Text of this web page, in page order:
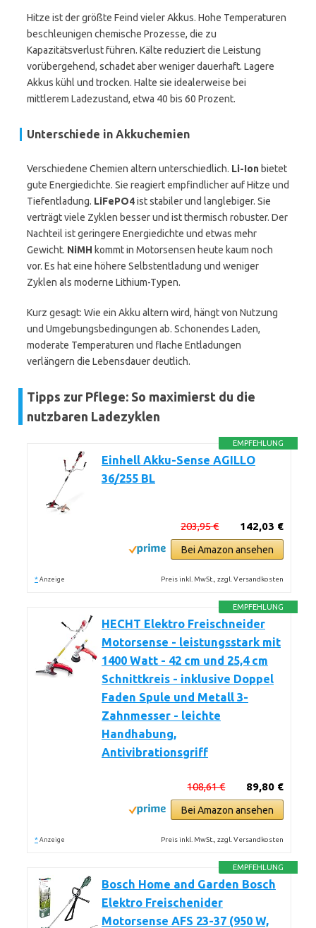
Hitze ist der größte Feind vieler Akkus. Hohe Temperaturen
beschleunigen chemische Prozesse, die zu
Kapazitätsverlust führen. Kälte reduziert die Leistung
vorübergehend, schadet aber weniger dauerhaft. Lagere
Akkus kühl und trocken. Halte sie idealerweise bei
mittlerem Ladezustand, etwa 40 bis 60 Prozent.
Unterschiede in Akkuchemien
Verschiedene Chemien altern unterschiedlich. Li-Ion bietet
gute Energiedichte. Sie reagiert empfindlicher auf Hitze und
Tiefentladung. LiFePO4ist stabiler und langlebiger. Sie
verträgt viele Zyklen besser und ist thermisch robuster. Der
Nachteil ist geringere Energiedichte und etwas mehr
Gewicht. NiMH kommt in Motorsensen heute kaum noch
vor. Es hat eine höhere Selbstentladung und weniger
Zyklen als moderne Lithium-Typen.
Kurz gesagt: Wie ein Akku altern wird, hängt von Nutzung
und Umgebungsbedingungen ab. Schonendes Laden,
moderate Temperaturen und flache Entladungen
verlängern die Lebensdauer deutlich.
Tipps zur Pflege: So maximierst du die
nutzbaren Ladezyklen
EMPFEHLUNG
Einhell Akku-Sense AGILLO
36/255 BL
142,03 €
203,95 €
Bei Amazon ansehen
* Anzeige Preis inkl. MwSt., zzgl. Versandkosten
EMPFEHLUNG
HECHT Elektro Freischneider
Motorsense - leistungsstark mit
1400 Watt - 42 cm und 25,4 cm
Schnittkreis - inklusive Doppel
Faden Spule und Metall 3-
Zahnmesser - leichte
Handhabung,
Antivibrationsgriff
89,80 €
108,61 €
Bei Amazon ansehen
* Anzeige Preis inkl. MwSt., zzgl. Versandkosten
EMPFEHLUNG
Bosch Home and Garden Bosch
Elektro Freischenider
Motorsense AFS 23-37 (950 W,